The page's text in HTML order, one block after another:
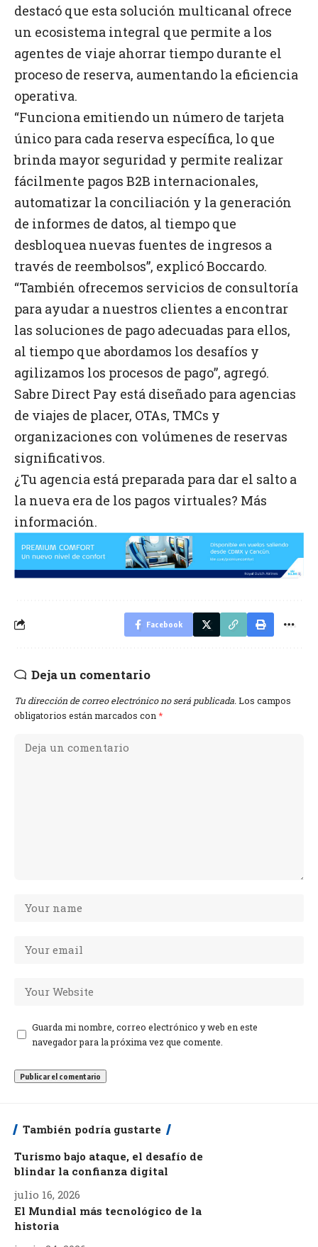
destacó que esta solución multicanal ofrece
un ecosistema integral que permite a los
agentes de viaje ahorrar tiempo durante el
proceso de reserva, aumentando la eficiencia
operativa.
“Funciona emitiendo un número de tarjeta
único para cada reserva específica, lo que
brinda mayor seguridad y permite realizar
fácilmente pagos B2B internacionales,
automatizar la conciliación y la generación
de informes de datos, al tiempo que
desbloquea nuevas fuentes de ingresos a
través de reembolsos”, explicó Boccardo.
“También ofrecemos servicios de consultoría
para ayudar a nuestros clientes a encontrar
las soluciones de pago adecuadas para ellos,
al tiempo que abordamos los desafíos y
agilizamos los procesos de pago”, agregó.
Sabre Direct Pay está diseñado para agencias
de viajes de placer, OTAs, TMCs y
organizaciones con volúmenes de reservas
significativos.
¿Tu agencia está preparada para dar el salto a
la nueva era de los pagos virtuales? Más
información.
Facebook
Deja un comentario
Tu dirección de correo electrónico no será publicada. Los campos
obligatorios están marcados con *
Guarda mi nombre, correo electrónico y web en este
navegador para la próxima vez que comente.
También podría gustarte
Turismo bajo ataque, el desafío de
blindar la confianza digital
julio 16, 2026
El Mundial más tecnológico de la
historia